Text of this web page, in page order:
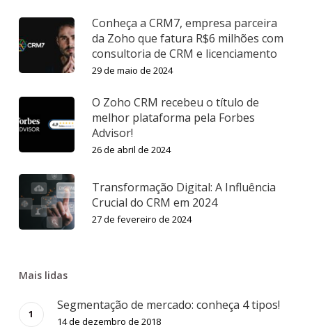
Conheça a CRM7, empresa parceira
da Zoho que fatura R$6 milhões com
consultoria de CRM e licenciamento
29 de maio de 2024
O Zoho CRM recebeu o título de
melhor plataforma pela Forbes
Advisor!
26 de abril de 2024
Transformação Digital: A Influência
Crucial do CRM em 2024
27 de fevereiro de 2024
Mais lidas
Segmentação de mercado: conheça 4 tipos!
14 de dezembro de 2018